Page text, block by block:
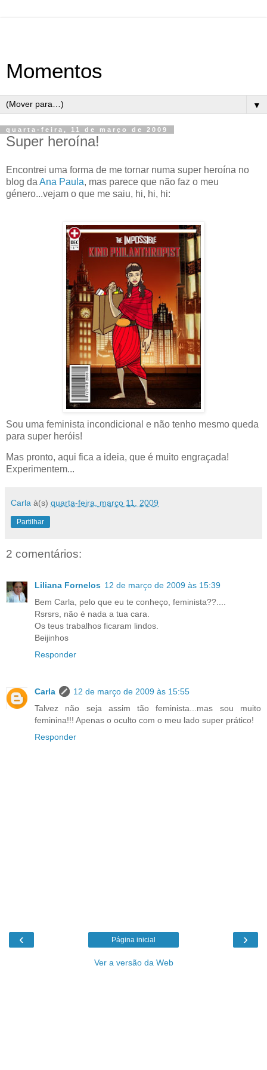
Momentos
▼
quarta-feira, 11 de março de 2009
Super heroína!
Encontrei uma forma de me tornar numa super heroína no
blog da Ana Paula, mas parece que não faz o meu
género...vejam o que me saiu, hi, hi, hi:
Sou uma feminista incondicional e não tenho mesmo queda
para super heróis!
Mas pronto, aqui fica a ideia, que é muito engraçada!
Experimentem...
Carla à(s) quarta-feira, março 11, 2009
Partilhar
2 comentários:
Liliana Fornelos 12 de março de 2009 às 15:39
Bem Carla, pelo que eu te conheço, feminista??....
Rsrsrs, não é nada a tua cara.
Os teus trabalhos ficaram lindos.
Beijinhos
Responder
Carla
12 de março de 2009 às 15:55
Talvez não seja assim tão feminista...mas sou muito
feminina!!! Apenas o oculto com o meu lado super prático!
Responder
‹ ›
Página inicial
Ver a versão da Web